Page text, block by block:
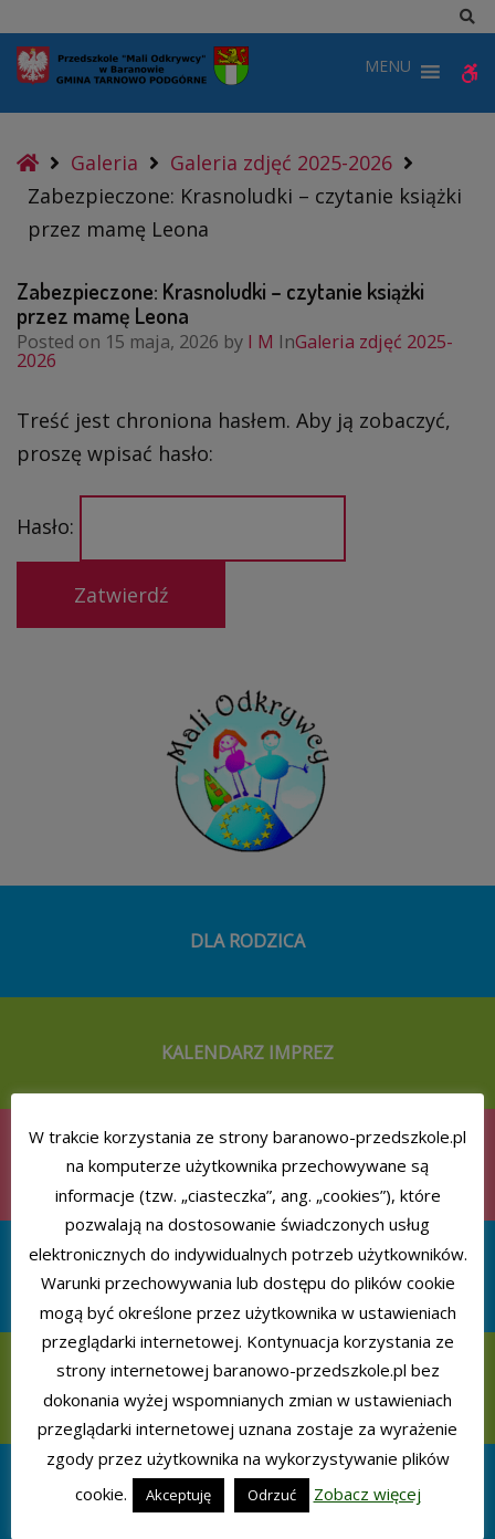
Krasnoludki
czytanie
książki
Leona
MENU
HomeGaleria
Galeria zdjęć 2025-2026
Zabezpieczone: Krasnoludki – czytanie książki
przez mamę Leona
Zabezpieczone: Krasnoludki – czytanie książki
przez mamę Leona
Posted on 15 maja, 2026 by I M InGaleria zdjęć 2025-
2026
Treść jest chroniona hasłem. Aby ją zobaczyć,
proszę wpisać hasło:
Hasło:
DLA RODZICA
KALENDARZ IMPREZ
REALIZOWANE PROGRAMY
AKCJE CHARYTATYWNE
POMOC PSYCHOLOGICZNO-PEDAGOGICZNA
JADŁOSPIS
W trakcie korzystania ze strony baranowo-przedszkole.pl
na komputerze użytkownika przechowywane są
informacje (tzw. „ciasteczka”, ang. „cookies”), które
pozwalają na dostosowanie świadczonych usług
elektronicznych do indywidualnych potrzeb użytkowników.
Warunki przechowywania lub dostępu do plików cookie
mogą być określone przez użytkownika w ustawieniach
przeglądarki internetowej. Kontynuacja korzystania ze
strony internetowej baranowo-przedszkole.pl bez
dokonania wyżej wspomnianych zmian w ustawieniach
przeglądarki internetowej uznana zostaje za wyrażenie
zgody przez użytkownika na wykorzystywanie plików
cookie.
Akceptuję Odrzuć Zobacz więcej